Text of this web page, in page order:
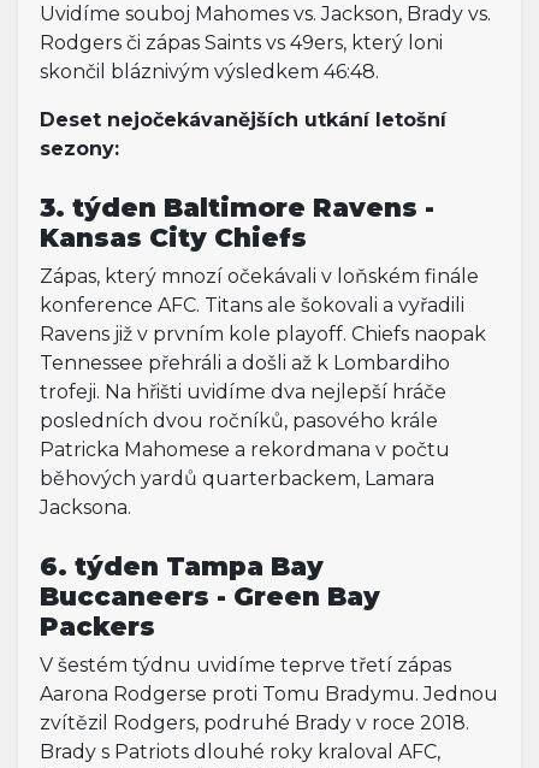
Uvidíme souboj Mahomes vs. Jackson, Brady vs.
Rodgers či zápas Saints vs 49ers, který loni
skončil bláznivým výsledkem 46:48.
Deset nejočekávanějších utkání letošní
sezony:
3. týden Baltimore Ravens -
Kansas City Chiefs
Zápas, který mnozí očekávali v loňském finále
konference AFC. Titans ale šokovali a vyřadili
Ravens již v prvním kole playoff. Chiefs naopak
Tennessee přehráli a došli až k Lombardiho
trofeji. Na hřišti uvidíme dva nejlepší hráče
posledních dvou ročníků, pasového krále
Patricka Mahomese a rekordmana v počtu
běhových yardů quarterbackem, Lamara
Jacksona.
6. týden Tampa Bay
Buccaneers - Green Bay
Packers
V šestém týdnu uvidíme teprve třetí zápas
Aarona Rodgerse proti Tomu Bradymu. Jednou
zvítězil Rodgers, podruhé Brady v roce 2018.
Brady s Patriots dlouhé roky kraloval AFC,